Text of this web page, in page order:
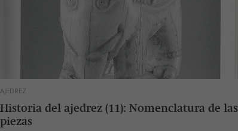
AJEDREZ
Historia del ajedrez (11): Nomenclatura de las
piezas